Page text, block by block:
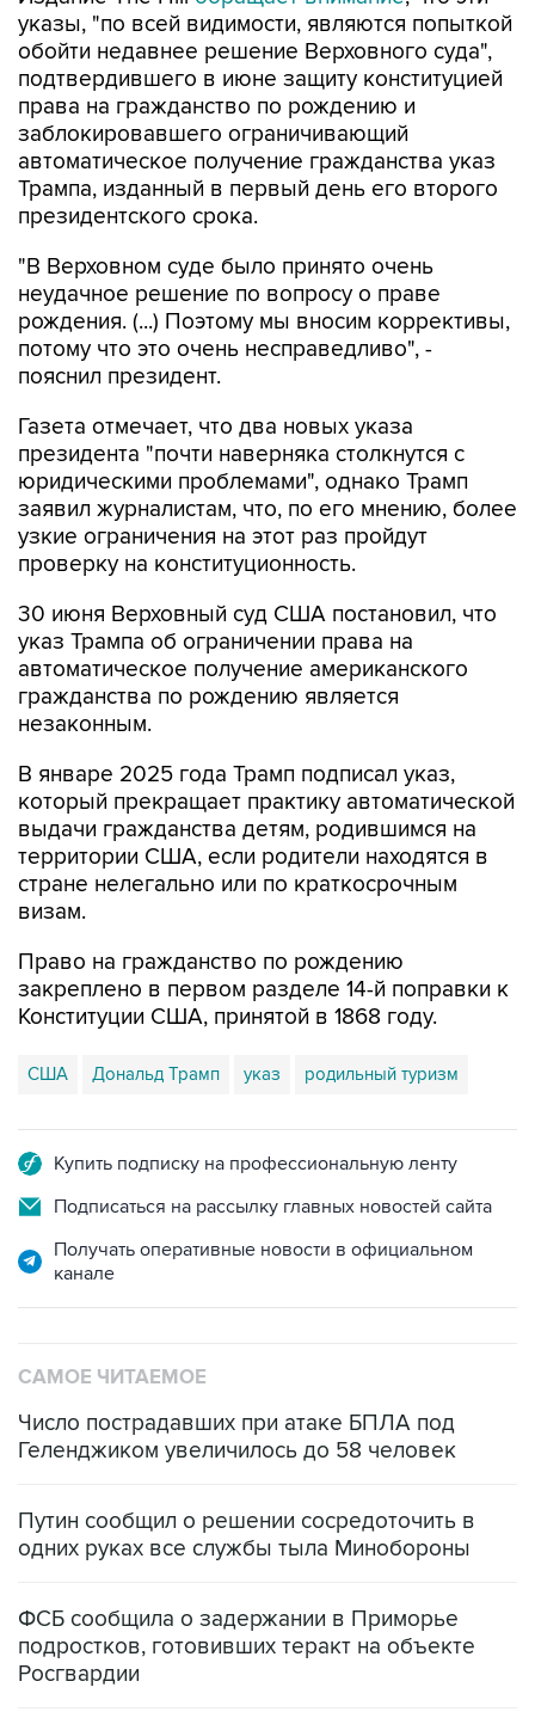
указы, "по всей видимости, являются попыткой
обойти недавнее решение Верховного суда",
подтвердившего в июне защиту конституцией
права на гражданство по рождению и
заблокировавшего ограничивающий
автоматическое получение гражданства указ
Трампа, изданный в первый день его второго
президентского срока.
"В Верховном суде было принято очень
неудачное решение по вопросу о праве
рождения. (...) Поэтому мы вносим коррективы,
потому что это очень несправедливо", -
пояснил президент.
Газета отмечает, что два новых указа
президента "почти наверняка столкнутся с
юридическими проблемами", однако Трамп
заявил журналистам, что, по его мнению, более
узкие ограничения на этот раз пройдут
проверку на конституционность.
30 июня Верховный суд США постановил, что
указ Трампа об ограничении права на
автоматическое получение американского
гражданства по рождению является
незаконным.
В январе 2025 года Трамп подписал указ,
который прекращает практику автоматической
выдачи гражданства детям, родившимся на
территории США, если родители находятся в
стране нелегально или по краткосрочным
визам.
Право на гражданство по рождению
закреплено в первом разделе 14-й поправки к
Конституции США, принятой в 1868 году.
США Дональд Трамп указ родильный туризм
Купить подписку на профессиональную ленту
Подписаться на рассылку главных новостей сайта
Получать оперативные новости в официальном
канале
САМОЕ ЧИТАЕМОЕ
Число пострадавших при атаке БПЛА под
Геленджиком увеличилось до 58 человек
Путин сообщил о решении сосредоточить в
одних руках все службы тыла Минобороны
ФСБ сообщила о задержании в Приморье
подростков, готовивших теракт на объекте
Росгвардии